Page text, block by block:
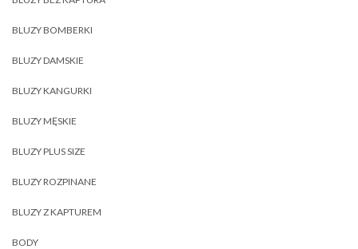
BLUZY BOMBERKI
BLUZY DAMSKIE
BLUZY KANGURKI
BLUZY MĘSKIE
BLUZY PLUS SIZE
BLUZY ROZPINANE
BLUZY Z KAPTUREM
BODY